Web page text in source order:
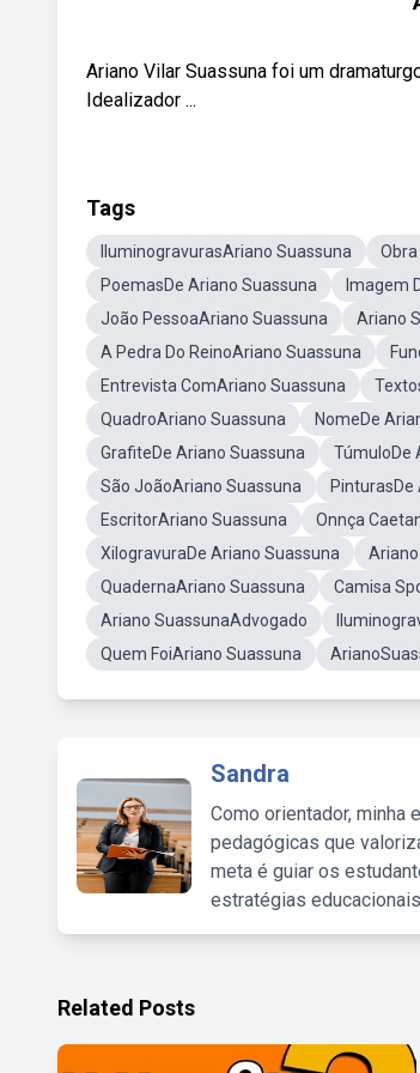
Ariano Vilar Suassuna foi um
Idealizador ...
Tags
IluminogravurasAriano Suassuna
PoemasDe Ariano Suassuna
Imagem
João PessoaAriano Suassuna
Ariano
A Pedra Do ReinoAriano Suassuna
Entrevista ComAriano Suassuna
QuadroAriano Suassuna
NomeDe
GrafiteDe Ariano Suassuna
TúmuloDe
São JoãoAriano Suassuna
PinturasDe
EscritorAriano Suassuna
Onnça
XilogravuraDe Ariano Suassuna
QuadernaAriano Suassuna
Camisa
Ariano SuassunaAdvogado
Quem FoiAriano Suassuna
Sandra
Como orientador, minha
pedagógicas que
meta é guiar os
estratégias
Related Posts